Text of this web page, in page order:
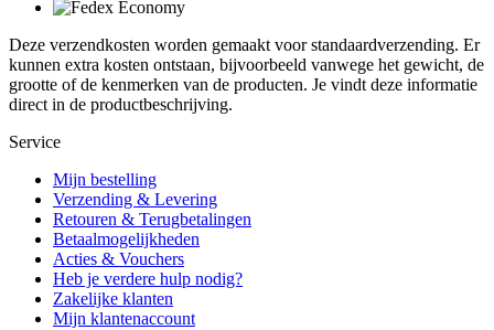
Deze verzendkosten worden gemaakt voor standaardverzending. Er
kunnen extra kosten ontstaan, bijvoorbeeld vanwege het gewicht, de
grootte of de kenmerken van de producten. Je vindt deze informatie
direct in de productbeschrijving.
Service
Mijn bestelling
Verzending & Levering
Retouren & Terugbetalingen
Betaalmogelijkheden
Acties & Vouchers
Heb je verdere hulp nodig?
Zakelijke klanten
Mijn klantenaccount